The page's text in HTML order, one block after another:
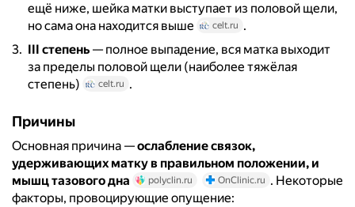
ещё ниже, шейка матки выступает из половой щели,
но сама она находится выше
celt.ru .
III степень — полное выпадение, вся матка выходит
за пределы половой щели (наиболее тяжёлая
степень)
celt.ru .
Причины
Основная причина —ослабление связок,
удерживающих матку в правильном положении, и
мышц тазового дна
polyclin.ru OnClinic.ru . Некоторые
факторы, провоцирующие опущение: